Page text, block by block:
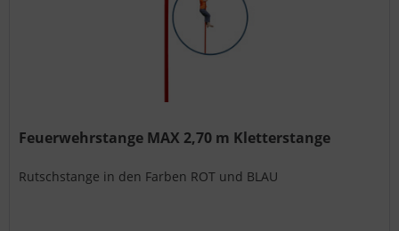
Feuerwehrstange MAX 2,70 m Kletterstange
Rutschstange in den Farben ROT und BLAU